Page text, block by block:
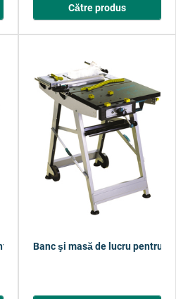
Către produs
unelte electrice MASTER cut 1000
Banc şi masă de lucru pentru